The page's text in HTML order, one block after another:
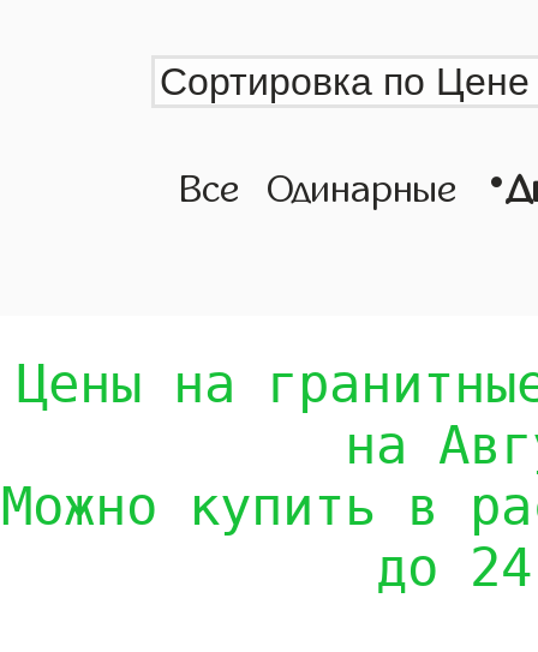
Все Одинарные •
Цены на
на
Можно купить в
до